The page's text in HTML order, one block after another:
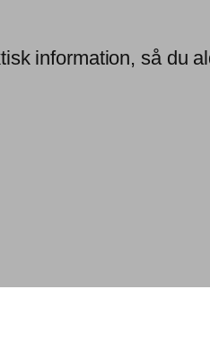
information, så du